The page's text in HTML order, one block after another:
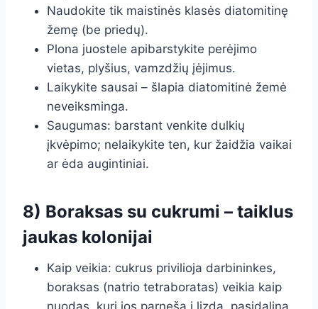
Naudokite tik maistinės klasės diatomitinę
žemę (be priedų).
Plona juostele apibarstykite perėjimo
vietas, plyšius, vamzdžių įėjimus.
Laikykite sausai – šlapia diatomitinė žemė
neveiksminga.
Saugumas: barstant venkite dulkių
įkvėpimo; nelaikykite ten, kur žaidžia vaikai
ar ėda augintiniai.
8) Boraksas su cukrumi – taiklus
jaukas kolonijai
Kaip veikia: cukrus privilioja darbininkes,
boraksas (natrio tetraboratas) veikia kaip